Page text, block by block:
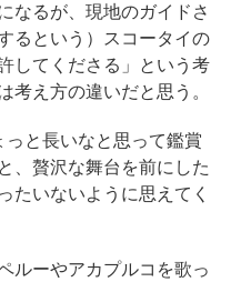
なるが、現地のガイドさ
るという）スコータイの
してくださる」という考
考え方の違いだと思う。
と長いなと思って鑑賞
、贅沢な舞台を前にした
たいないように思えてく
ルーやアカプルコを歌っ